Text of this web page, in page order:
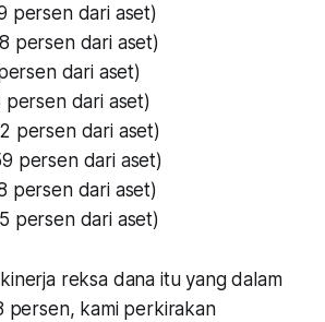
persen dari aset)
persen dari aset)
dari aset)
persen dari aset)
persen dari aset)
persen dari aset)
persen dari aset)
persen dari aset)
reksa dana itu yang dalam
persen, kami perkirakan